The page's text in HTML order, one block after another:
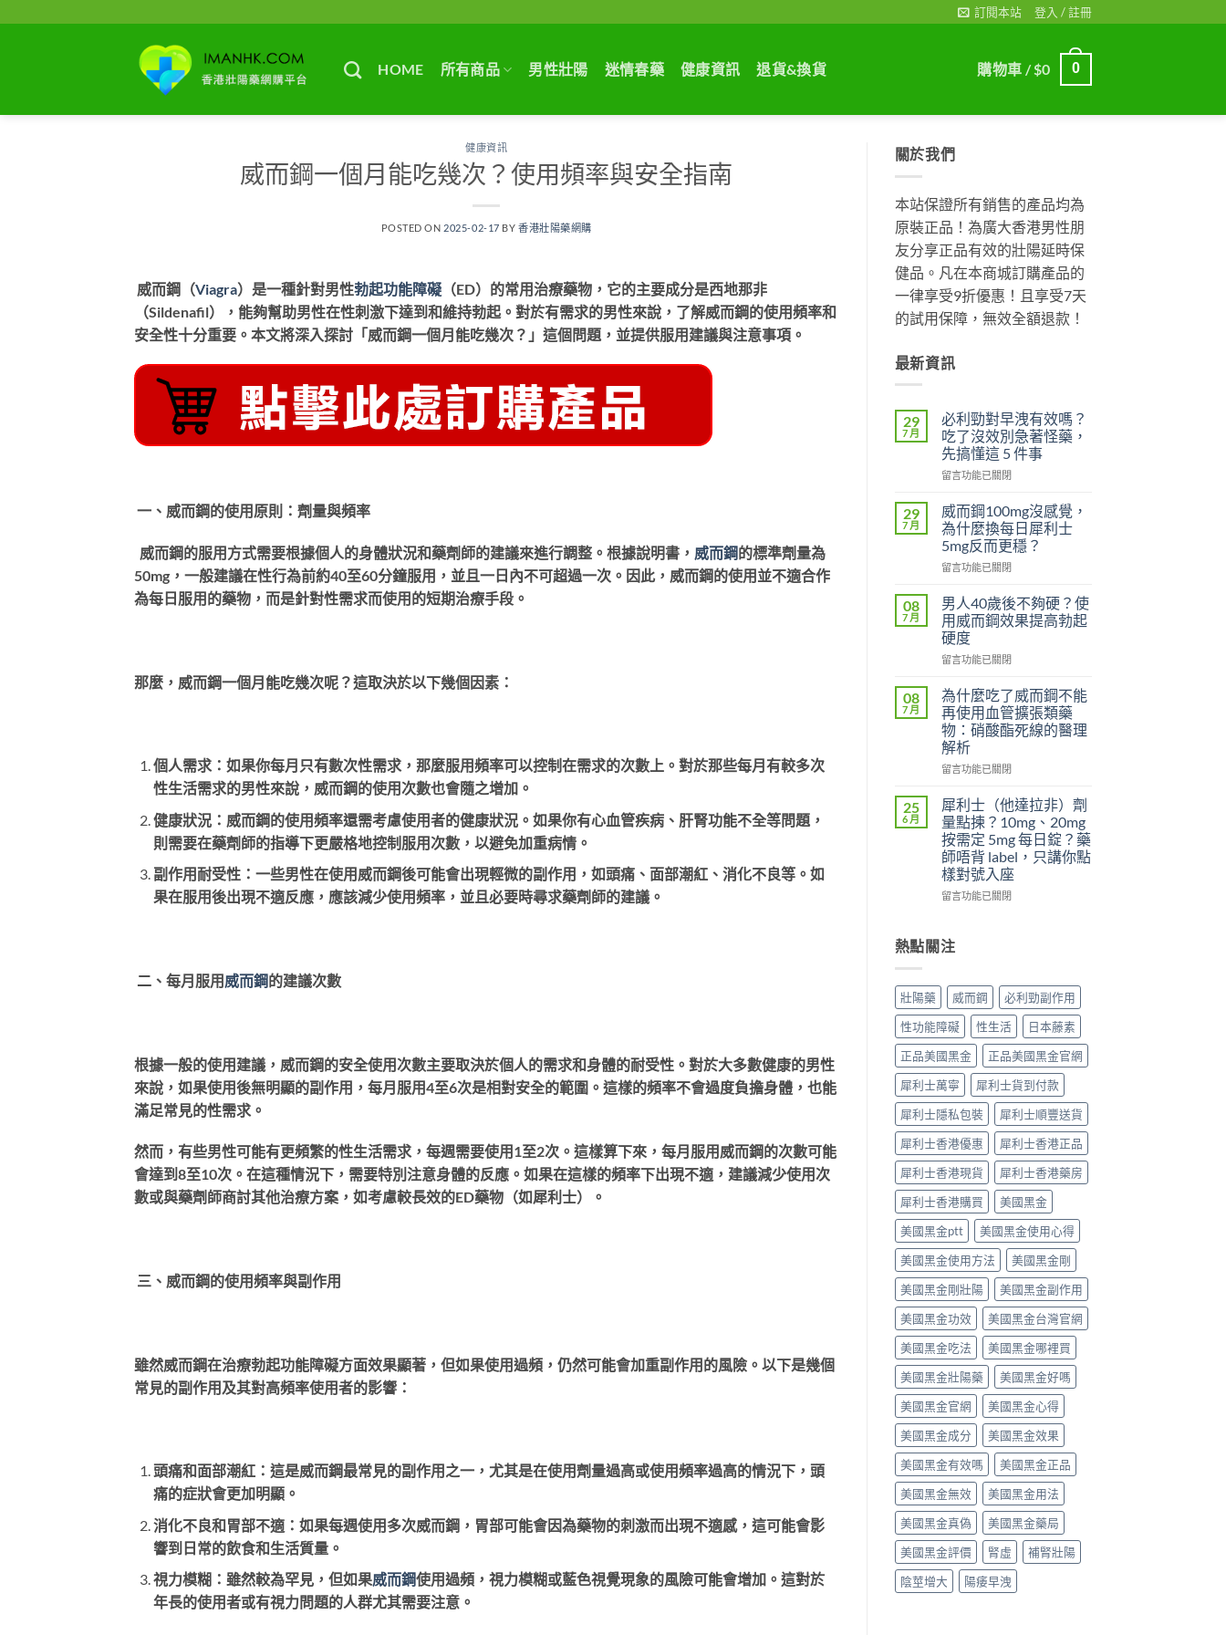
訂閱本站 登入 / 註冊
HOME 所有商品 男性壯陽 迷情春藥 健康資訊 退貨&換貨 購物車 /$0 0
健康資訊
威而鋼一個月能吃幾次？使用頻率與安全指南
POSTED ON 2025-02-17 BY香港壯陽藥網購
威而鋼（Viagra）是一種針對男性勃起功能障礙 （ED）的常用治療藥物，它的主要成分是西地那非
（Sildenafil），能夠幫助男性在性刺激下達到和維持勃起。對於有需求的男性來說，了解威而鋼的使用頻率和
安全性十分重要。本文將深入探討「威而鋼一個月能吃幾次？」這個問題，並提供服用建議與注意事項。
一、威而鋼的使用原則：劑量與頻率
威而鋼的服用方式需要根據個人的身體狀況和藥劑師的建議來進行調整。根據說明書， 威而鋼的標準劑量為
50mg，一般建議在性行為前約40至60分鐘服用，並且一日內不可超過一次。因此，威而鋼的使用並不適合作
為每日服用的藥物，而是針對性需求而使用的短期治療手段。
那麼，威而鋼一個月能吃幾次呢？這取決於以下幾個因素：
個人需求：如果你每月只有數次性需求，那麼服用頻率可以控制在需求的次數上。對於那些每月有較多次
性生活需求的男性來說，威而鋼的使用次數也會隨之增加。
健康狀況：威而鋼的使用頻率還需考慮使用者的健康狀況。如果你有心血管疾病、肝腎功能不全等問題，
則需要在藥劑師的指導下更嚴格地控制服用次數，以避免加重病情。
副作用耐受性：一些男性在使用威而鋼後可能會出現輕微的副作用，如頭痛、面部潮紅、消化不良等。如
果在服用後出現不適反應，應該減少使用頻率，並且必要時尋求藥劑師的建議。
二、每月服用威而鋼的建議次數
根據一般的使用建議，威而鋼的安全使用次數主要取決於個人的需求和身體的耐受性。對於大多數健康的男性
來說，如果使用後無明顯的副作用，每月服用4至6次是相對安全的範圍。這樣的頻率不會過度負擔身體，也能
滿足常見的性需求。
然而，有些男性可能有更頻繁的性生活需求，每週需要使用1至2次。這樣算下來，每月服用威而鋼的次數可能
會達到8至10次。在這種情況下，需要特別注意身體的反應。如果在這樣的頻率下出現不適，建議減少使用次
數或與藥劑師商討其他治療方案，如考慮較長效的ED藥物（如犀利士）。
三、威而鋼的使用頻率與副作用
雖然威而鋼在治療勃起功能障礙方面效果顯著，但如果使用過頻，仍然可能會加重副作用的風險。以下是幾個
常見的副作用及其對高頻率使用者的影響：
頭痛和面部潮紅：這是威而鋼最常見的副作用之一，尤其是在使用劑量過高或使用頻率過高的情況下，頭
痛的症狀會更加明顯。
消化不良和胃部不適：如果每週使用多次威而鋼，胃部可能會因為藥物的刺激而出現不適感，這可能會影
響到日常的飲食和生活質量。
視力模糊：雖然較為罕見，但如果威而鋼使用過頻，視力模糊或藍色視覺現象的風險可能會增加。這對於
年長的使用者或有視力問題的人群尤其需要注意。
關於我們
本站保證所有銷售的產品均為
原裝正品！為廣大香港男性朋
友分享正品有效的壯陽延時保
健品。凡在本商城訂購產品的
一律享受9折優惠！且享受7天
的試用保障，無效全額退款！
最新資訊
29
7 月
必利勁對早洩有效嗎？
吃了沒效別急著怪藥，
先搞懂這 5 件事
在
利
勁
對
早
洩
效
嗎？
吃
了
沒
別
急
著
怪
藥，
先
懂
這
5
件
事〉
中
留言功能已關閉
29
7 月
威而鋼100mg沒感覺，
為什麼換每日犀利士
5mg反而更穩？
在
而
鋼
100mg
沒
感
為
什
麼
換
每
日
利
士
5mg
反
而
更
穩？〉
留言功能已關閉
08
7 月
男人40歲後不夠硬？使
用威而鋼效果提高勃起
硬度
在
人
40
歲
後
不
夠
使
用
威
而
鋼
效
果
勃
起
度〉
留言功能已關閉
08
7 月
為什麼吃了威而鋼不能
再使用血管擴張類藥
物：硝酸酯死線的醫理
解析
在
什
麼
吃
了
威
而
鋼
再
使
血
擴
張
類
藥
物：
硝
酸
酯
死
線
的
醫
理
解
析〉
中
留言功能已關閉
25
6 月
犀利士（他達拉非）劑
量點揀？10mg、20mg
按需定 5mg 每日錠？藥
師唔背 label，只講你點
樣對號入座
在
士
（他
拉
非）
劑
量
點
揀？
10mg、
20mg
按
需
定
5mg
每
日
錠？
藥
師
唔
背
label，
只
講
你
點
樣
對
號
入
座〉
中
留言功能已關閉
熱點關注
壯陽藥 威而鋼
必利勁副作用
性功能障礙
性生活
日本藤素
正品美國黑金
正品美國黑金官網
犀利士萬寧
犀利士貨到付款
犀利士隱私包裝
犀利士順豐送貨
犀利士香港優惠
犀利士香港正品
犀利士香港現貨
犀利士香港藥房
犀利士香港購買
美國黑金
美國黑金ptt
美國黑金使用心得
美國黑金使用方法
美國黑金剛
美國黑金剛壯陽
美國黑金副作用
美國黑金功效
美國黑金台灣官網
美國黑金吃法
美國黑金哪裡買
美國黑金壯陽藥
美國黑金好嗎
美國黑金官網
美國黑金心得
美國黑金成分
美國黑金效果
美國黑金有效嗎
美國黑金正品
美國黑金無效
美國黑金用法
美國黑金真偽
美國黑金藥局
美國黑金評價
腎虛
補腎壯陽
陰莖增大
陽痿早洩